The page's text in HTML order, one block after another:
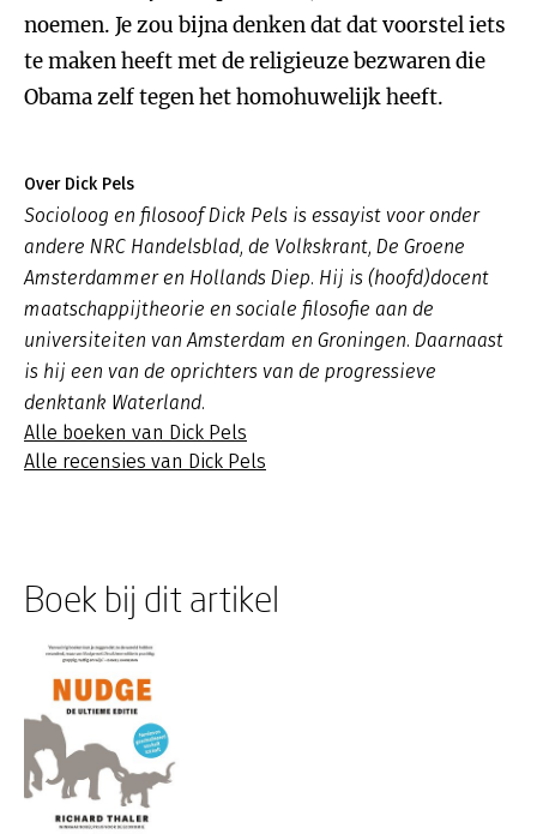
noemen. Je zou bijna denken dat dat voorstel iets
te maken heeft met de religieuze bezwaren die
Obama zelf tegen het homohuwelijk heeft.
Over Dick Pels
Socioloog en filosoof Dick Pels is essayist voor onder
andere NRC Handelsblad, de Volkskrant, De Groene
Amsterdammer en Hollands Diep. Hij is (hoofd)docent
maatschappijtheorie en sociale filosofie aan de
universiteiten van Amsterdam en Groningen. Daarnaast
is hij een van de oprichters van de progressieve
denktank Waterland.
Alle boeken van Dick Pels
Alle recensies van Dick Pels
Boek bij dit artikel